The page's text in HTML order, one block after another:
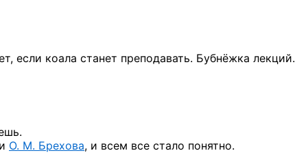
если коала станет преподавать. Бубнёжка лекций.
О. М. Брехова, и всем все стало понятно.